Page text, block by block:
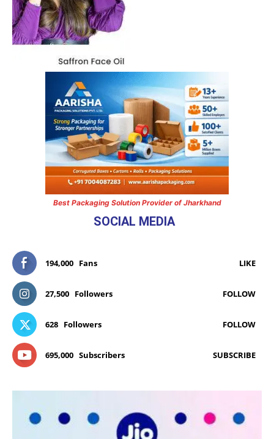
Best Packaging Solution Provider of Jharkhand
SOCIAL MEDIA
194,000 Fans LIKE
27,500 Followers FOLLOW
628 Followers FOLLOW
695,000 Subscribers SUBSCRIBE